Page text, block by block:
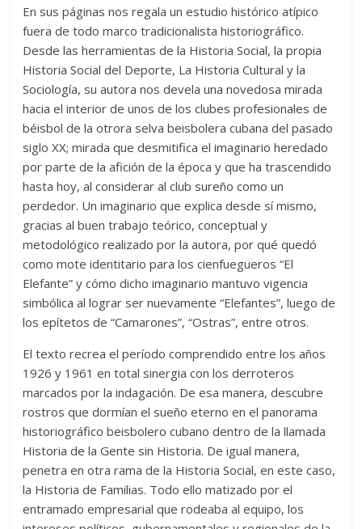
En sus páginas nos regala un estudio histórico atípico
fuera de todo marco tradicionalista historiográfico.
Desde las herramientas de la Historia Social, la propia
Historia Social del Deporte, La Historia Cultural y la
Sociología, su autora nos devela una novedosa mirada
hacia el interior de unos de los clubes profesionales de
béisbol de la otrora selva beisbolera cubana del pasado
siglo XX; mirada que desmitifica el imaginario heredado
por parte de la afición de la época y que ha trascendido
hasta hoy, al considerar al club sureño como un
perdedor. Un imaginario que explica desde sí mismo,
gracias al buen trabajo teórico, conceptual y
metodológico realizado por la autora, por qué quedó
como mote identitario para los cienfuegueros “El
Elefante” y cómo dicho imaginario mantuvo vigencia
simbólica al lograr ser nuevamente “Elefantes”, luego de
los epítetos de “Camarones”, “Ostras”, entre otros.
El texto recrea el período comprendido entre los años
1926 y 1961 en total sinergia con los derroteros
marcados por la indagación. De esa manera, descubre
rostros que dormían el sueño eterno en el panorama
historiográfico beisbolero cubano dentro de la llamada
Historia de la Gente sin Historia. De igual manera,
penetra en otra rama de la Historia Social, en este caso,
la Historia de Familias. Todo ello matizado por el
entramado empresarial que rodeaba al equipo, los